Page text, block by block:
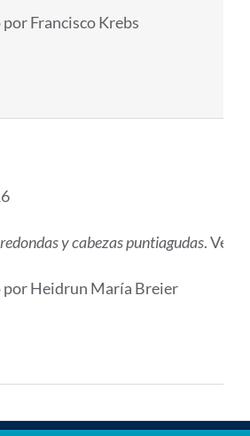
Francisco Krebs
y cabezas puntiagudas.
Heidrun María Breier